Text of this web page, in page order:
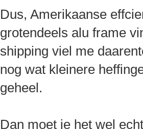
Dus, Amerikaanse
grotendeels alu frame
shipping viel me
nog wat kleinere
geheel.
Dan moet je het wel